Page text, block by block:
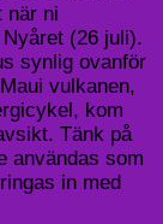
när ni
(26 juli).
synlig ovanför
vulkanen,
kom
Tänk på
användas som
in med